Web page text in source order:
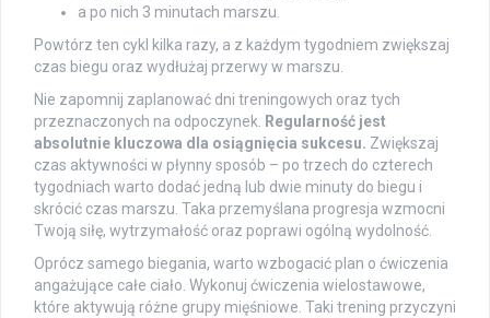
a po nich 3 minutach marszu.
Powtórz ten cykl kilka razy, a z każdym tygodniem zwiększaj
czas biegu oraz wydłużaj przerwy w marszu.
Nie zapomnij zaplanować dni treningowych oraz tych
przeznaczonych na odpoczynek. Regularność jest
absolutnie kluczowa dla osiągnięcia sukcesu. Zwiększaj
czas aktywności w płynny sposób – po trzech do czterech
tygodniach warto dodać jedną lub dwie minuty do biegu i
skrócić czas marszu. Taka przemyślana progresja wzmocni
Twoją siłę, wytrzymałość oraz poprawi ogólną wydolność.
Oprócz samego biegania, warto wzbogacić plan o ćwiczenia
angażujące całe ciało. Wykonuj ćwiczenia wielostawowe,
które aktywują różne grupy mięśniowe. Taki trening przyczyni